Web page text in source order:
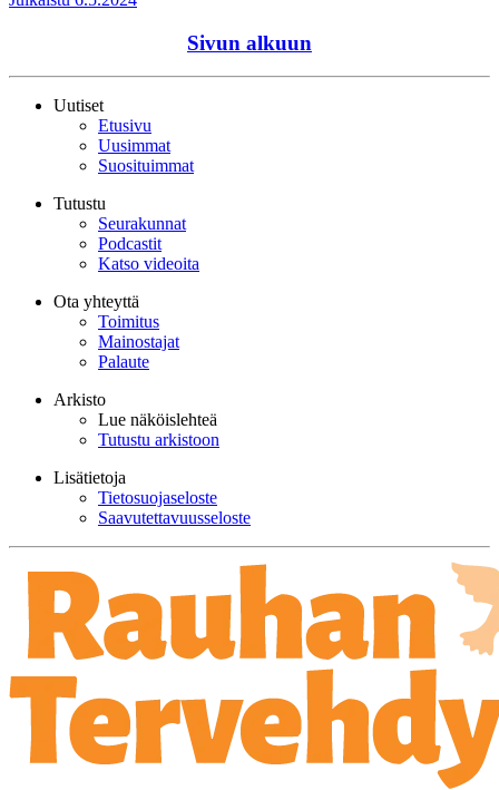
Sivun alkuun
Uutiset
Etusivu
Uusimmat
Suosituimmat
Tutustu
Seurakunnat
Podcastit
Katso videoita
Ota yhteyttä
Toimitus
Mainostajat
Palaute
Arkisto
Lue näköislehteä
Tutustu arkistoon
Lisätietoja
Tietosuojaseloste
Saavutettavuusseloste